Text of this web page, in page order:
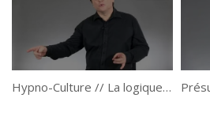
Hypno-Culture // La logique circulaire en thérapie systémique par Philippe Vernois